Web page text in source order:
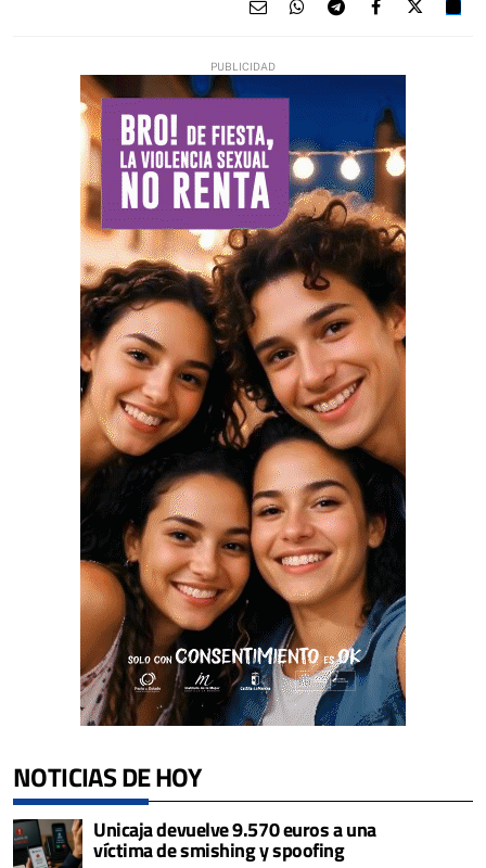
NOTICIAS DE HOY
Unicaja devuelve 9.570 euros a una
víctima de smishing y spoofing